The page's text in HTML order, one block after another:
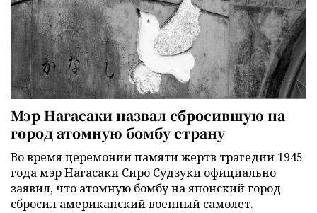
Мэр Нагасаки назвал сбросившую на
город атомную бомбу страну
Во время церемонии памяти жертв трагедии 1945
года мэр Нагасаки Сиро Судзуки официально
заявил, что атомную бомбу на японский город
сбросил американский военный самолет.